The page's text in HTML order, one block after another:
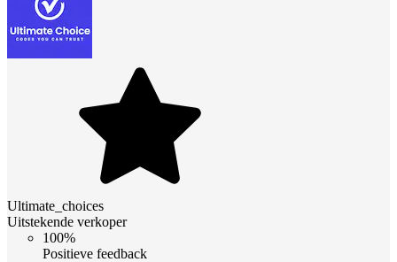
Ultimate_choices
Uitstekende verkoper
100%
Positieve feedback